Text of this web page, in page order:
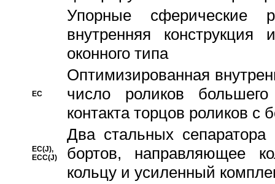
Упорные сферические
внутренняя
оконного типа
EC
Oптимизированная
число роликов
контакта торцов роликов с
EC(J),
ECC(J)
Два стальных сепаратора
бортов, направляющее
кольцу и усиленный